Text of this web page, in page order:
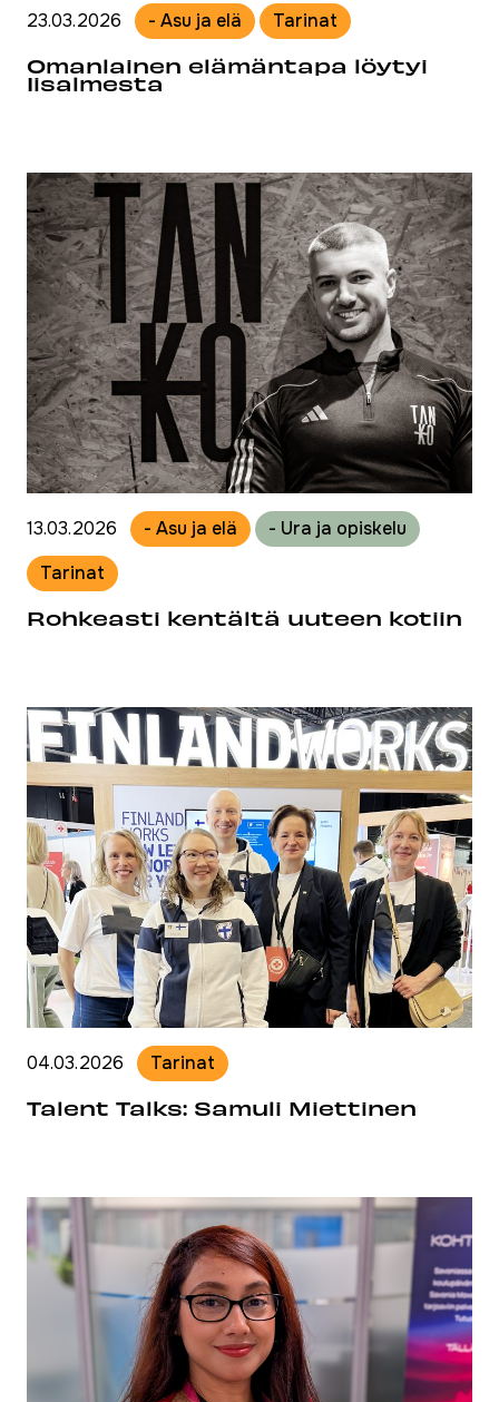
23.03.2026 - Asu ja elä Tarinat
Omanlainen elämäntapa löytyi
Iisalmesta
13.03.2026 - Asu ja elä
- Ura ja opiskelu
Tarinat
Rohkeasti kentältä uuteen kotiin
04.03.2026 Tarinat
Talent Talks: Samuli Miettinen